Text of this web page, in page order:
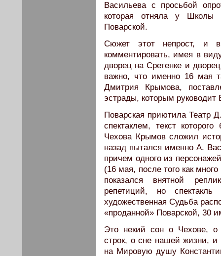
Васильева с просьбой
которая отняла у Школы
Поварской.
Сюжет этот непрост, и
комментировать, имея в
дворец на Сретенке и
важно, что именно 16 мая
Дмитрия Крымова,
эстрады, которым руководит
Поварская приютила Театр
спектаклем, текст
Чехова Крымов сложил
назад пытался именно А.
причем одного из
(16 мая, после того как
показался внятной
репетиций, но
художественная Судьба
«проданной» Поварской, 30
Это некий сон о Чехове,
строк, о сне нашей жизни, и
на Мировую душу